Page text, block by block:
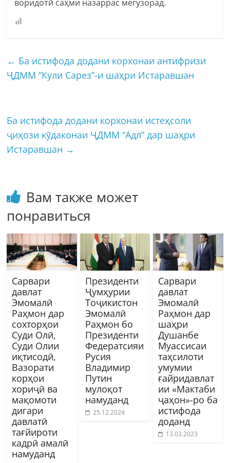
воридотӣ саҳми назаррас мегузорад.
← Ба истифода додани корхонаи антифризи
ҶДММ “Кули Сарез”-и шаҳри Истаравшан
Ба истифода додани корхонаи истеҳсоли
ҷиҳози кӯдаконаи ҶДММ “Адл” дар шаҳри
Истаравшан →
Вам также может
понравиться
Сарвари
давлат
Эмомалӣ
Раҳмон дар
сохторҳои
Суди Олӣ,
Суди Олии
иқтисодӣ,
Вазорати
корҳои
хориҷӣ ва
мақомоти
дигари
давлатӣ
тағйироти
кадрӣ амалӣ
намуданд
Президенти
Ҷумҳурии
Тоҷикистон
Эмомалӣ
Раҳмон бо
Президенти
Федератсияи
Русия
Владимир
Путин
мулоқот
намуданд
25.12.2024
Сарвари
давлат
Эмомалӣ
Раҳмон дар
шаҳри
Душанбе
Муассисаи
таҳсилоти
умумии
ғайридавлат
ии «Мактаби
ҷаҳон»-ро ба
истифода
доданд
13.03.2023